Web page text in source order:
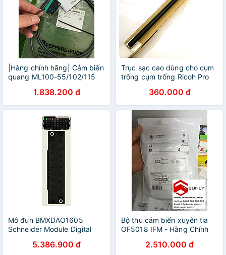
|Hàng chính hãng| Cảm biến
quang ML100-55/102/115
1.838.200 đ
Trục sạc cao dùng cho cụm
trống cụm trống Ricoh Pro
C5210 | C7100 | C651EX |
C751EX | MPC6502 | C8002
| C6503 | C8003 ( HA -
Hàng nhập khẩu )
360.000 đ
Mô đun BMXDAO1605
Schneider Module Digital
Chính hãng5.386.900 đ
Bộ thu cảm biến xuyên tia
OF5018 IFM - Hàng Chính
2.510.000 đ